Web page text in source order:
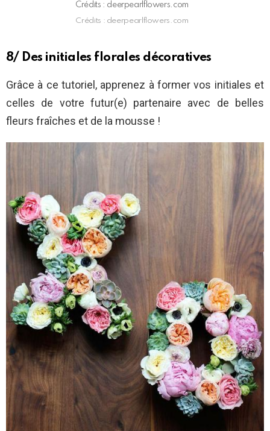
Crédits : deerpearlflowers.com
Crédits : deerpearlflowers.com
8/ Des initiales florales décoratives
Grâce à ce tutoriel, apprenez à former vos initiales et
celles de votre futur(e) partenaire avec de belles
fleurs fraîches et de la mousse !